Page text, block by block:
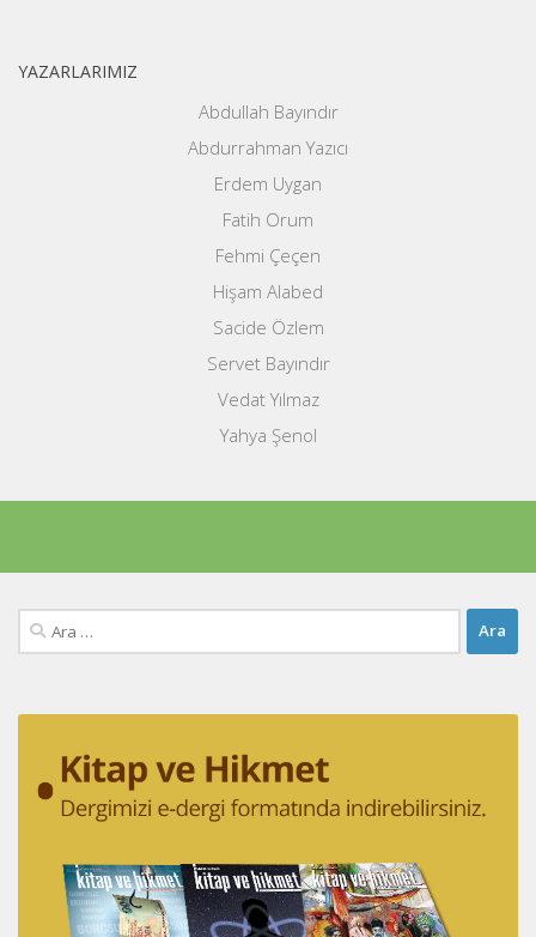
YAZARLARIMIZ
Abdullah Bayındır
Abdurrahman Yazıcı
Erdem Uygan
Fatih Orum
Fehmi Çeçen
Hişam Alabed
Sacide Özlem
Servet Bayındır
Vedat Yılmaz
Yahya Şenol
Arama: